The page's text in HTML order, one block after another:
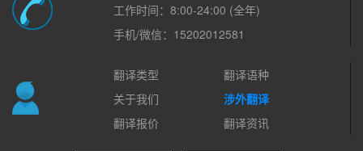
工作时间：8:00-24:00 (全年)
手机/微信：15202012581
翻译类型
翻译语种
关于我们
涉外翻译
翻译报价
翻译资讯